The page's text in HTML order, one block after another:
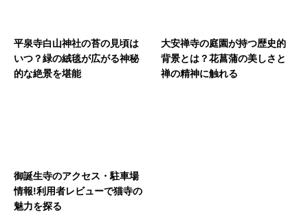
平泉寺白山神社の苔の見頃は
いつ？緑の絨毯が広がる神秘
的な絶景を堪能
大安禅寺の庭園が持つ歴史的
背景とは？花菖蒲の美しさと
禅の精神に触れる
御誕生寺のアクセス・駐車場
情報!利用者レビューで猫寺の
魅力を探る